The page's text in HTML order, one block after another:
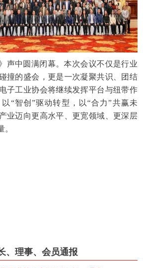
声中圆满闭幕。本次会议不仅是行业
撞的盛会，更是一次凝聚共识、团结
子工业协会将继续发挥平台与纽带作
“智创”驱动转型，以“合力”共赢未
业迈向更高水平、更宽领域、更深层
、理事、会员通报